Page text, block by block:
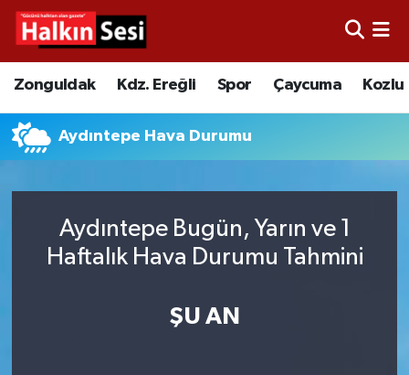
Zonguldak Kdz. Ereğli Spor Çaycuma Kozlu
Aydıntepe Hava Durumu
Aydıntepe Bugün, Yarın ve 1
Haftalık Hava Durumu Tahmini
ŞU AN
Video
Yazarlar
Çaycuma
KDZ. Ereğli
Alaplı
Merkez Hava Durumu
Merkez Trafik Yoğunluk Haritası
Tüm Manşetler